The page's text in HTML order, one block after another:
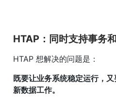
HTAP：同时支持事务
HTAP 想解决的问题是：
既要让业务系统稳定运行，
新数据工作。